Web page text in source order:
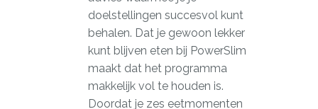
doelstellingen succesvol kunt
behalen. Dat je gewoon lekker
kunt blijven eten bij PowerSlim
maakt dat het programma
makkelijk vol te houden is.
Doordat je zes eetmomenten